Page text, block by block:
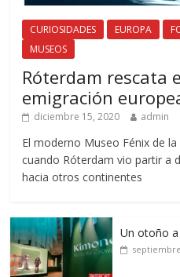
CURIOSIDADES EUROPA
MUSEOS
Róterdam rescata
emigración
diciembre 15, 2020 admin
El moderno Museo Fénix de
cuando Róterdam vio partir a
hacia otros continentes
Un otoño